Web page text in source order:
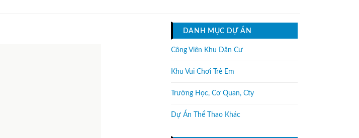
DANH MỤC DỰ ÁN
Công Viên Khu Dân Cư
Khu Vui Chơi Trẻ Em
Trường Học, Cơ Quan, Cty
Dự Án Thể Thao Khác